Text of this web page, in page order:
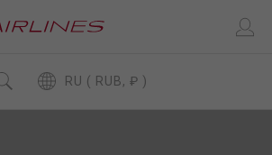
RU ( RUB, ₽ )